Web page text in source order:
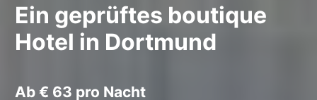
Ein geprüftes boutique
Hotel in Dortmund
Ab € 63 pro Nacht